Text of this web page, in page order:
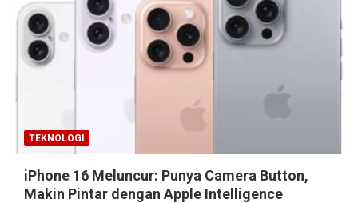
TEKNOLOGI
iPhone 16 Meluncur: Punya Camera Button,
Makin Pintar dengan Apple Intelligence